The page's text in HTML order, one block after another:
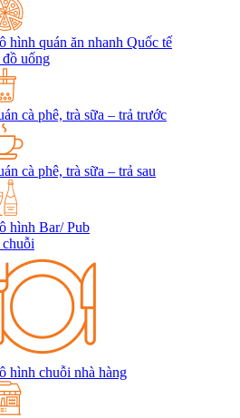
hình quán ăn nhanh Quốc tế
uống
cà phê, trà sữa – trả trước
cà phê, trà sữa – trả sau
hình Bar/ Pub
hình chuỗi nhà hàng